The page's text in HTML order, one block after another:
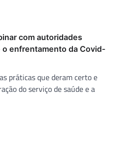
com autoridades
enfrentamento da Covid-
práticas que deram certo e
do serviço de saúde e a